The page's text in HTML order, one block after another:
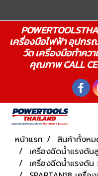
เครื่องมือไฟฟ้า อุปกร
วัด เครื่องมือทำคว
คุณภาพ CALL
หน้าแรก
สินค้าทั้งห
เครื่องฉีดน้ำแรงดั
เครื่องฉีดน้ำแรงดั